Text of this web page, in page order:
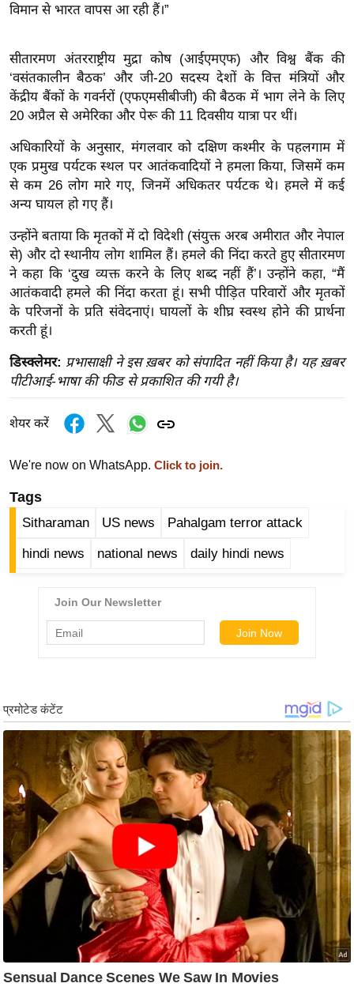
बे
सा
ल
श
ख्सि
य
त
यं
ग
इं
डि
या
सा
हि
त्य
ज
ग
त
ऑ
व
न्यू
ज
ब्री
ज
ग
त
बॉ
ली
वु
ड
हॉ
ली
वु
ड
स
विमान से भारत वापस आ रही हैं।”
सीतारमण अंतरराष्ट्रीय मुद्रा कोष (आईएमएफ) और विश्व बैंक की
‘वसंतकालीन बैठक’ और जी-20 सदस्य देशों के वित्त मंत्रियों और
केंद्रीय बैंकों के गवर्नरों (एफएमसीबीजी) की बैठक में भाग लेने के लिए
20 अप्रैल से अमेरिका और पेरू की 11 दिवसीय यात्रा पर थीं।
अधिकारियों के अनुसार, मंगलवार को दक्षिण कश्मीर के पहलगाम में
एक प्रमुख पर्यटक स्थल पर आतंकवादियों ने हमला किया, जिसमें कम
से कम 26 लोग मारे गए, जिनमें अधिकतर पर्यटक थे। हमले में कई
अन्य घायल हो गए हैं।
उन्होंने बताया कि मृतकों में दो विदेशी (संयुक्त अरब अमीरात और नेपाल
से) और दो स्थानीय लोग शामिल हैं। हमले की निंदा करते हुए सीतारमण
ने कहा कि ‘दुख व्यक्त करने के लिए शब्द नहीं हैं’। उन्होंने कहा, “मैं
आतंकवादी हमले की निंदा करता हूं। सभी पीड़ित परिवारों और मृतकों
के परिजनों के प्रति संवेदनाएं। घायलों के शीघ्र स्वस्थ होने की प्रार्थना
करती हूं।
डिस्क्लेमर: प्रभासाक्षी ने इस ख़बर को संपादित नहीं किया है। यह ख़बर
पीटीआई-भाषा की फीड से प्रकाशित की गयी है।
शेयर करें
We're now on WhatsApp. Click to join.
Tags
Sitharaman US news Pahalgam terror attack
hindi news national news daily hindi news